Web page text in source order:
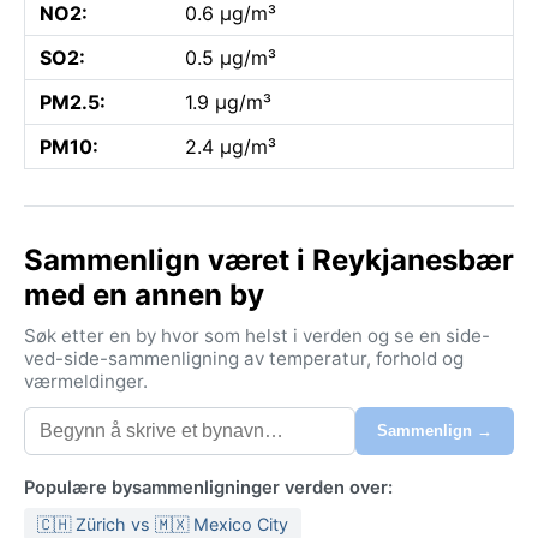
NO2:
0.6 µg/m³
SO2:
0.5 µg/m³
PM2.5:
1.9 µg/m³
PM10:
2.4 µg/m³
Sammenlign været i Reykjanesbær
med en annen by
Søk etter en by hvor som helst i verden og se en side-
ved-side-sammenligning av temperatur, forhold og
værmeldinger.
Sammenlign →
Populære bysammenligninger verden over:
🇨🇭 Zürich vs 🇲🇽 Mexico City